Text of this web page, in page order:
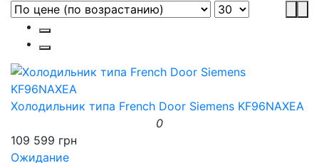
Холодильник типа French Door Siemens KF96NAXEA
0
109 599 грн
Ожидание